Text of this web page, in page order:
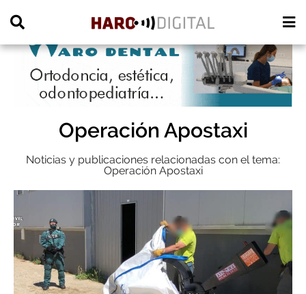
Operación Apostaxi
Noticias y publicaciones relacionadas con el tema:
Operación Apostaxi